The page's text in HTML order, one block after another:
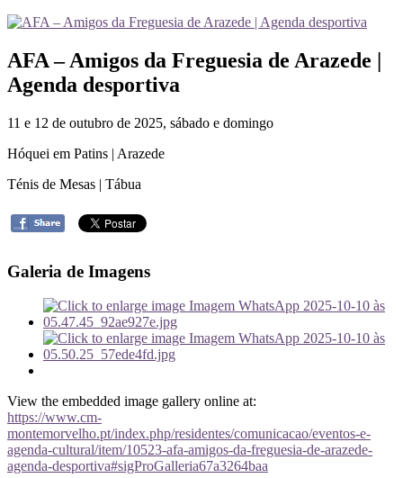
AFA – Amigos da Freguesia de Arazede |
Agenda desportiva
11 e 12 de outubro de 2025, sábado e domingo
Hóquei em Patins | Arazede
Ténis de Mesas | Tábua
Galeria de Imagens
View the embedded image gallery online at:
https://www.cm-
montemorvelho.pt/index.php/residentes/comunicacao/eventos-e-
agenda-cultural/item/10523-afa-amigos-da-freguesia-de-arazede-
agenda-desportiva#sigProGalleria67a3264baa